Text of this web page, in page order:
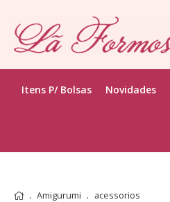
Itens P/ Bolsas Novidades
Amigurumi acessorios